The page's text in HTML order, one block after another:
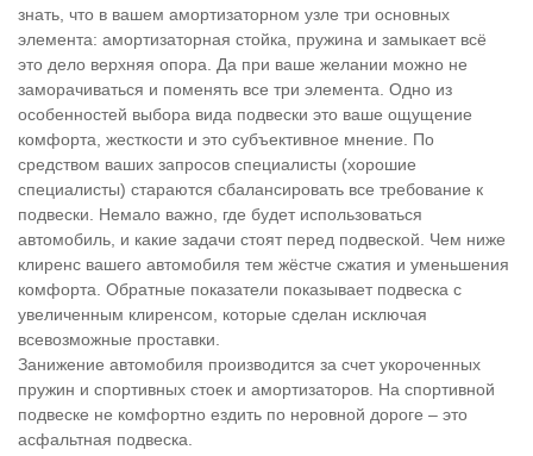
знать, что в вашем амортизаторном узле три основных
элемента: амортизаторная стойка, пружина и замыкает всё
это дело верхняя опора. Да при ваше желании можно не
заморачиваться и поменять все три элемента. Одно из
особенностей выбора вида подвески это ваше ощущение
комфорта, жесткости и это субъективное мнение. По
средством ваших запросов специалисты (хорошие
специалисты) стараются сбалансировать все требование к
подвески. Немало важно, где будет использоваться
автомобиль, и какие задачи стоят перед подвеской. Чем ниже
клиренс вашего автомобиля тем жёстче сжатия и уменьшения
комфорта. Обратные показатели показывает подвеска с
увеличенным клиренсом, которые сделан исключая
всевозможные проставки.
Занижение автомобиля производится за счет укороченных
пружин и спортивных стоек и амортизаторов. На спортивной
подвеске не комфортно ездить по неровной дороге – это
асфальтная подвеска.